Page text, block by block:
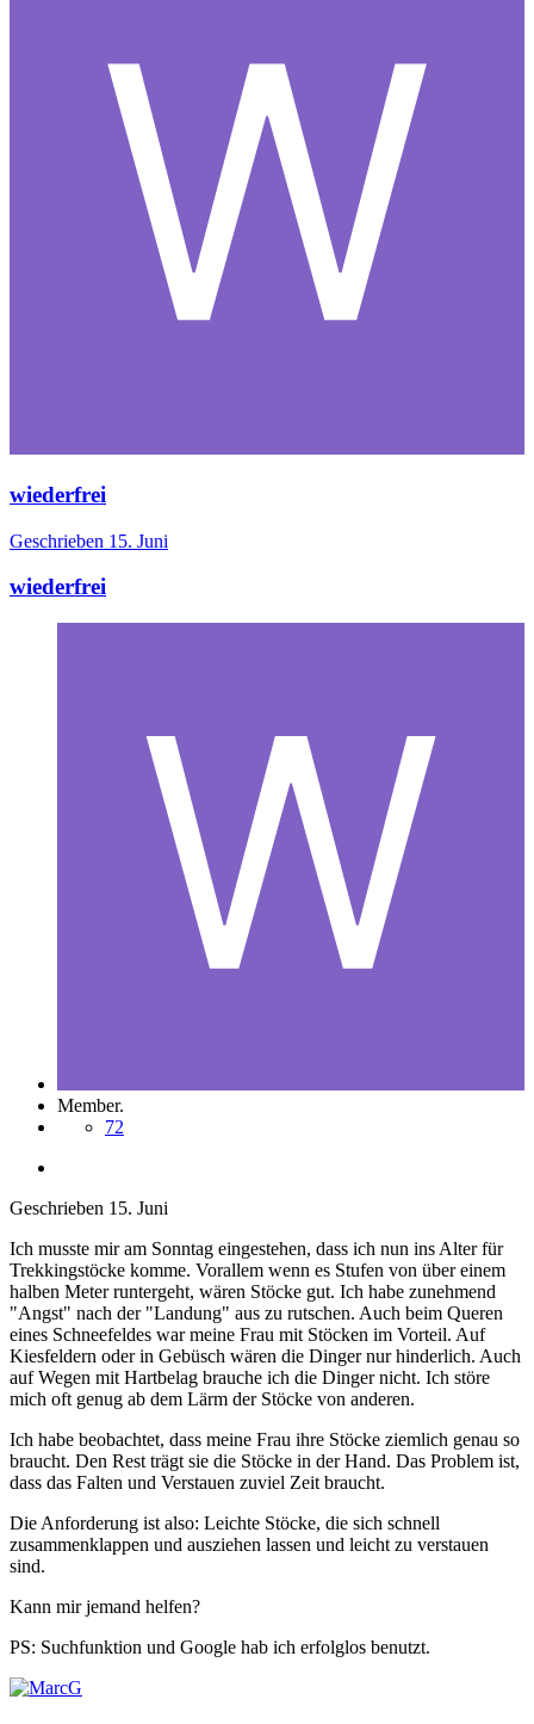
wiederfrei
Geschrieben 15. Juni
wiederfrei
Member.
72
Geschrieben 15. Juni
Ich musste mir am Sonntag eingestehen, dass ich nun ins Alter für
Trekkingstöcke komme. Vorallem wenn es Stufen von über einem
halben Meter runtergeht, wären Stöcke gut. Ich habe zunehmend
"Angst" nach der "Landung" aus zu rutschen. Auch beim Queren
eines Schneefeldes war meine Frau mit Stöcken im Vorteil. Auf
Kiesfeldern oder in Gebüsch wären die Dinger nur hinderlich. Auch
auf Wegen mit Hartbelag brauche ich die Dinger nicht. Ich störe
mich oft genug ab dem Lärm der Stöcke von anderen.
Ich habe beobachtet, dass meine Frau ihre Stöcke ziemlich genau so
braucht. Den Rest trägt sie die Stöcke in der Hand. Das Problem ist,
dass das Falten und Verstauen zuviel Zeit braucht.
Die Anforderung ist also: Leichte Stöcke, die sich schnell
zusammenklappen und ausziehen lassen und leicht zu verstauen
sind.
Kann mir jemand helfen?
PS: Suchfunktion und Google hab ich erfolglos benutzt.